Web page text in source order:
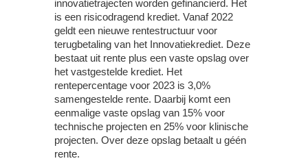
innovatietrajecten worden gefinancierd. Het
is een risicodragend krediet. Vanaf 2022
geldt een nieuwe rentestructuur voor
terugbetaling van het Innovatiekrediet. Deze
bestaat uit rente plus een vaste opslag over
het vastgestelde krediet. Het
rentepercentage voor 2023 is 3,0%
samengestelde rente. Daarbij komt een
eenmalige vaste opslag van 15% voor
technische projecten en 25% voor klinische
projecten. Over deze opslag betaalt u géén
rente.